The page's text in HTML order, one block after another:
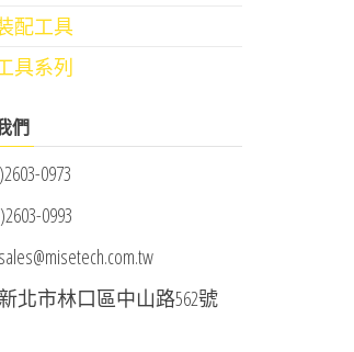
配工具
具系列
們
0973
0993
北市林口區中山路562號